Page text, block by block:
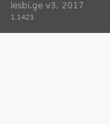
lesbi.ge v3, 2017
1.1423